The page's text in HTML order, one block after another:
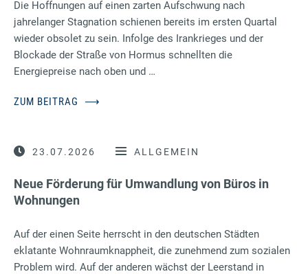
Die Hoffnungen auf einen zarten Aufschwung nach
jahrelanger Stagnation schienen bereits im ersten Quartal
wieder obsolet zu sein. Infolge des Irankrieges und der
Blockade der Straße von Hormus schnellten die
Energiepreise nach oben und …
ZUM BEITRAG ⟶
23.07.2026 ALLGEMEIN
Neue Förderung für Umwandlung von Büros in
Wohnungen
Auf der einen Seite herrscht in den deutschen Städten
eklatante Wohnraumknappheit, die zunehmend zum sozialen
Problem wird. Auf der anderen wächst der Leerstand in